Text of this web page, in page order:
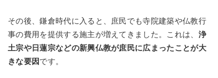
その後、鎌倉時代に入ると、庶民でも寺院建築や仏教行
事の費用を提供する施主が増えてきました。これは、 浄
土宗や日蓮宗などの新興仏教が庶民に広まったことが大
きな要因 です。